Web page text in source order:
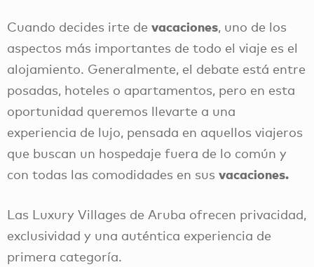
Cuando decides irte de vacaciones, uno de los
aspectos más importantes de todo el viaje es el
alojamiento. Generalmente, el debate está entre
posadas, hoteles o apartamentos, pero en esta
oportunidad queremos llevarte a una
experiencia de lujo, pensada en aquellos viajeros
que buscan un hospedaje fuera de lo común y
con todas las comodidades en sus vacaciones.
Las Luxury Villages de Aruba ofrecen privacidad,
exclusividad y una auténtica experiencia de
primera categoría.